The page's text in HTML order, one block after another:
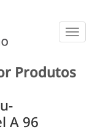
Produtos
A 96